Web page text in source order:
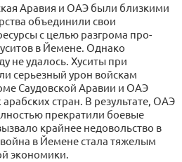
Аравия и ОАЭ были близкими
объединили свои
с целью разгрома про-
в Йемене. Однако
не удалось. Хуситы при
серьезный урон войскам
Саудовской Аравии и ОАЭ
стран. В результате, ОАЭ
прекратили боевые
крайнее недовольство в
в Йемене стала тяжелым
экономики.